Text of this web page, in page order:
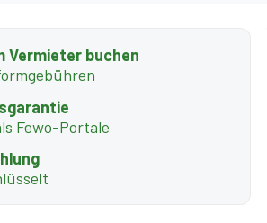
Vermieter buchen
Fewo-Portale